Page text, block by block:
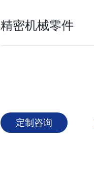
精密机械零件
定制咨询